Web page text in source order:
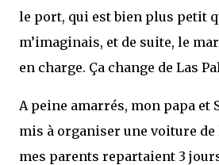
le port, qui est bien plus petit
m’imaginais, et de suite, le
en charge. Ça change de Las
A peine amarrés, mon papa et
mis à organiser une voiture
mes parents repartaient 3